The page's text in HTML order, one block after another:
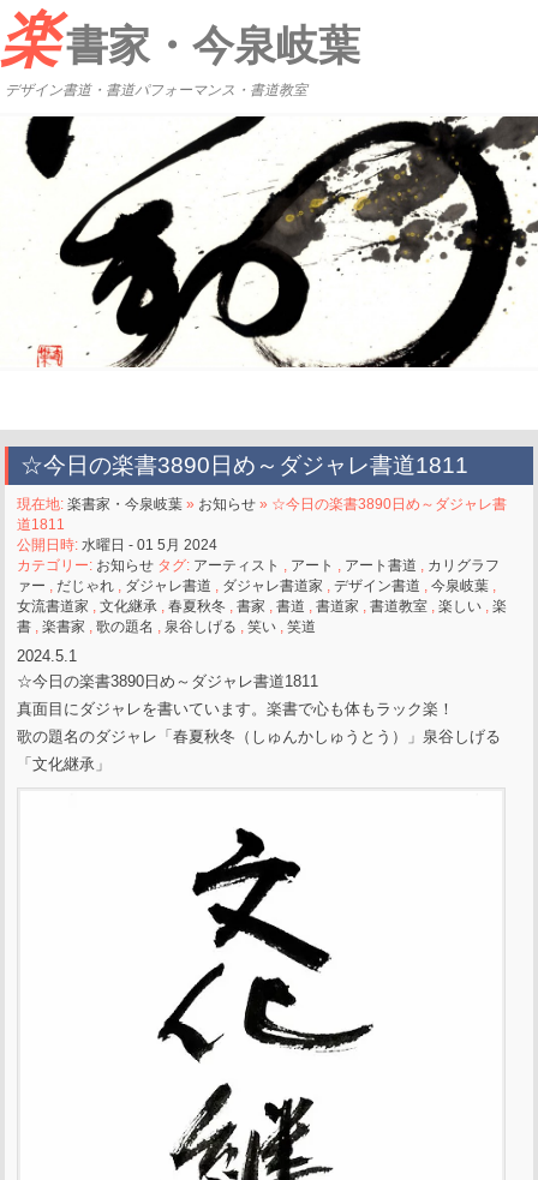
楽書家・今泉岐葉
デザイン書道・書道パフォーマンス・書道教室
☆今日の楽書3890日め～ダジャレ書道1811
現在地:楽書家・今泉岐葉 » お知らせ » ☆今日の楽書3890日め～ダジャレ書
道1811
公開日時:水曜日 - 01 5月 2024
カテゴリー: お知らせ タグ: アーティスト , アート , アート書道 , カリグラフ
ァー , だじゃれ , ダジャレ書道 , ダジャレ書道家 ,デザイン書道 ,今泉岐葉 ,
女流書道家 ,文化継承 ,春夏秋冬 ,書家 ,書道 ,書道家 ,書道教室 ,楽しい ,楽
書 ,楽書家 ,歌の題名 , 泉谷しげる ,笑い ,笑道
2024.5.1
☆今日の楽書3890日め～ダジャレ書道1811
真面目にダジャレを書いています。楽書で心も体もラック楽！
歌の題名のダジャレ「春夏秋冬（しゅんかしゅうとう）」泉谷しげる
「文化継承」